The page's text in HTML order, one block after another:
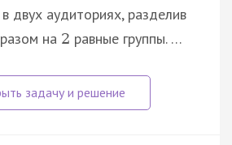
двух аудиториях, разделив
на 2 равные группы. …